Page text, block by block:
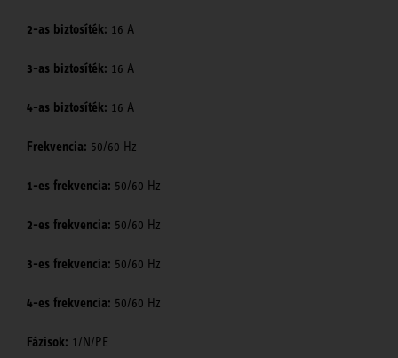
2-as biztosíték: 16 A
3-as biztosíték: 16 A
4-as biztosíték: 16 A
Frekvencia: 50/60 Hz
1-es frekvencia: 50/60 Hz
2-es frekvencia: 50/60 Hz
3-es frekvencia: 50/60 Hz
4-es frekvencia: 50/60 Hz
Fázisok: 1/N/PE